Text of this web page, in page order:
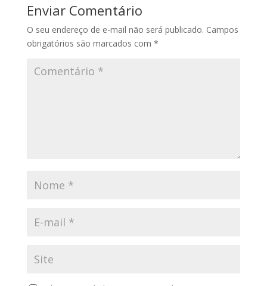
Enviar Comentário
O seu endereço de e-mail não será publicado. Campos
obrigatórios são marcados com *